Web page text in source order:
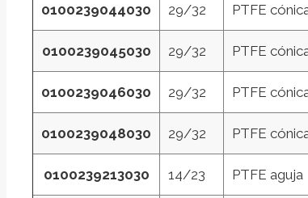
0100239044030 29/32 PTFE
0100239045030 29/32 PTFE
0100239046030 29/32 PTFE
0100239048030 29/32 PTFE
0100239213030 14/23 PTFE aguja